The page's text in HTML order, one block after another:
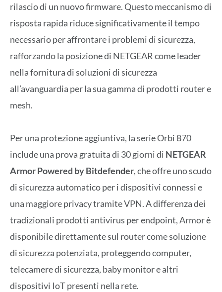
rilascio di un nuovo firmware. Questo meccanismo di
risposta rapida riduce significativamente il tempo
necessario per affrontare i problemi di sicurezza,
rafforzando la posizione di NETGEAR come leader
nella fornitura di soluzioni di sicurezza
all’avanguardia per la sua gamma di prodotti router e
mesh.
Per una protezione aggiuntiva, la serie Orbi 870
include una prova gratuita di 30 giorni di NETGEAR
Armor Powered by Bitdefender, che offre uno scudo
di sicurezza automatico per i dispositivi connessi e
una maggiore privacy tramite VPN. A differenza dei
tradizionali prodotti antivirus per endpoint, Armor è
disponibile direttamente sul router come soluzione
di sicurezza potenziata, proteggendo computer,
telecamere di sicurezza, baby monitor e altri
dispositivi IoT presenti nella rete.